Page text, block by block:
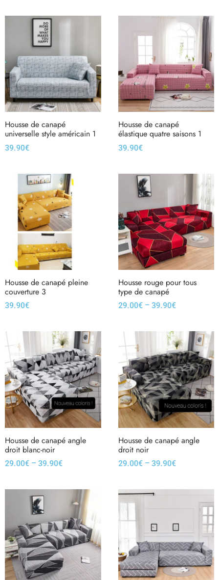
Housse de canapé
universelle style américain 1
39.90€
Housse de canapé
élastique quatre saisons 1
39.90€
Housse de canapé pleine
couverture 3
39.90€
Housse rouge pour tous
type de canapé
29.00€– 39.90€
Housse de canapé angle
droit blanc-noir
29.00€ – 39.90€
Housse de canapé angle
droit noir
29.00€– 39.90€